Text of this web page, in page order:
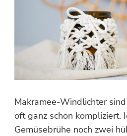
Makramee-Windlichter
oft ganz schön kompliziert.
Gemüsebrühe noch zwei